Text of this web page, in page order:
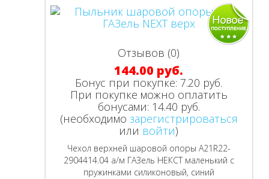
Отзывов (0)
144.00 руб.
Бонус при покупке:7.20 руб.
При покупке можно оплатить
бонусами: 14.40 руб.
(необходимо зарегистрироваться
или войти)
Чехол верхней шаровой опоры А21R22-
2904414.04 а/м ГАЗель НЕКСТ маленький с
пружинками силиконовый, синий